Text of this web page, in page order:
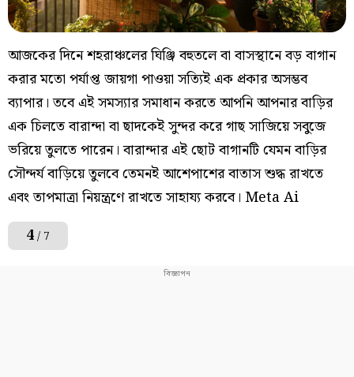
আজকের দিনে শহরাঞ্চলের ঘিঞ্জি বহুতলে বা বাসস্থানে বড় বাগান
করার মতো পর্যাপ্ত জায়গা পাওয়া সত্যিই এক প্রকার অসম্ভব
ব্যাপার। তবে এই সমস্যার সমাধান করতে আপনি আপনার বাড়ির
এক চিলতে বারান্দা বা ছাদকেই সুন্দর করে গাছ সাজিয়ে সবুজে
ভরিয়ে তুলতে পারেন। বারান্দার এই ছোট বাগানটি যেমন বাড়ির
সৌন্দর্য বাড়িয়ে তুলবে তেমনই আশেপাশের বাতাস শুদ্ধ রাখতে
এবং তাপমাত্রা নিয়ন্ত্রণে রাখতে সাহায্য করবে। Meta Ai
4/ 7